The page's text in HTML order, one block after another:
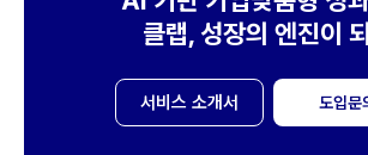
클랩, 성장의 엔진이
서비스 소개서 도입문